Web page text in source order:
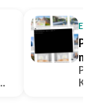
mit
KI-